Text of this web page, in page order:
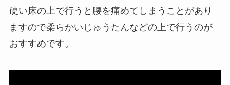
硬い床の上で行うと腰を痛めてしまうことがあり
ますので柔らかいじゅうたんなどの上で行うのが
おすすめです。